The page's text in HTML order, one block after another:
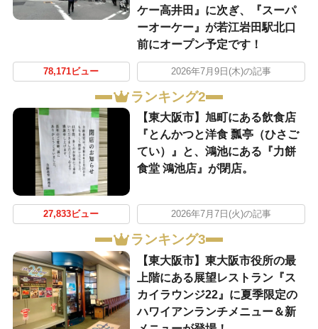
ケー高井田』に次ぎ、『スーパ
ーオーケー』が若江岩田駅北口
前にオープン予定です！
78,171ビュー 2026年7月9日(木)の記事
ランキング2
【東大阪市】旭町にある飲食店
『とんかつと洋食 瓢亭（ひさご
てい）』と、鴻池にある『力餅
食堂 鴻池店』が閉店。
27,833ビュー 2026年7月7日(火)の記事
ランキング3
【東大阪市】東大阪市役所の最
上階にある展望レストラン『ス
カイラウンジ22』に夏季限定の
ハワイアンランチメニュー＆新